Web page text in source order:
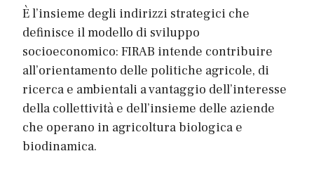
È l’insieme degli indirizzi strategici che
definisce il modello di sviluppo
socioeconomico: FIRAB intende contribuire
all’orientamento delle politiche agricole, di
ricerca e ambientali a vantaggio dell’interesse
della collettività e dell’insieme delle aziende
che operano in agricoltura biologica e
biodinamica.